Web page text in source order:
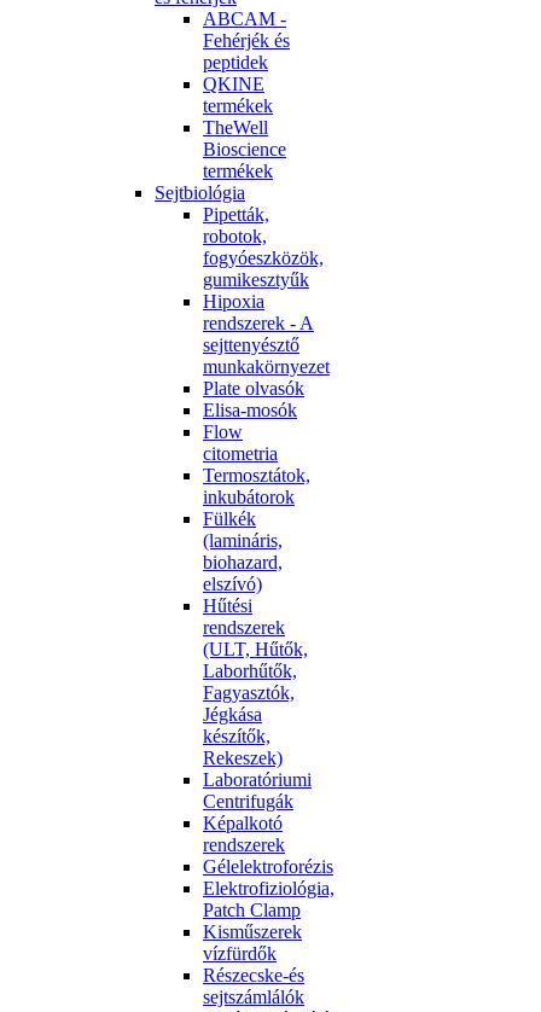
ABCAM -
Fehérjék és
peptidek
QKINE
termékek
TheWell
Bioscience
termékek
Sejtbiológia
Pipetták,
robotok,
fogyóeszközök,
gumikesztyűk
Hipoxia
rendszerek - A
sejttenyésztő
munkakörnyezet
Plate olvasók
Elisa-mosók
Flow
citometria
Termosztátok,
inkubátorok
Fülkék
(lamináris,
biohazard,
elszívó)
Hűtési
rendszerek
(ULT, Hűtők,
Laborhűtők,
Fagyasztók,
Jégkása
készítők,
Rekeszek)
Laboratóriumi
Centrifugák
Képalkotó
rendszerek
Gélelektroforézis
Elektrofiziológia,
Patch Clamp
Kisműszerek
vízfürdők
Részecske-és
sejtszámlálók